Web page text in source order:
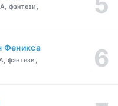
фэнтези,
Феникса
фэнтези,